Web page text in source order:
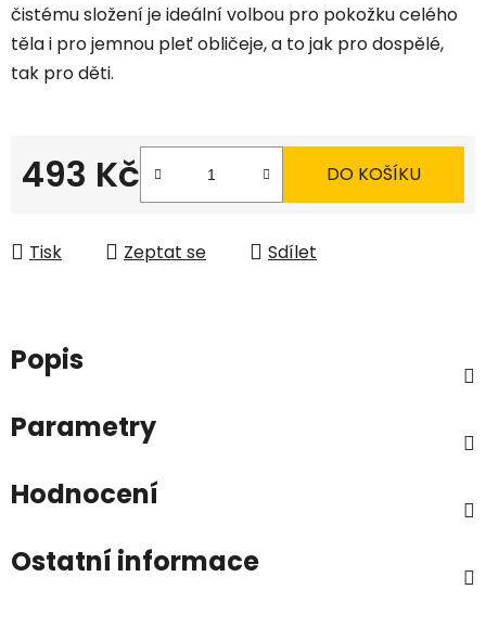
čistému složení je ideální volbou pro pokožku celého
těla i pro jemnou pleť obličeje, a to jak pro dospělé,
tak pro děti.
493 Kč DO KOŠÍKU
Tisk Zeptat se Sdílet
Popis
Parametry
Hodnocení
Ostatní informace